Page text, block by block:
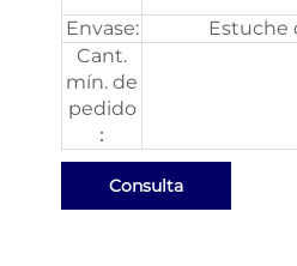
Envase:
Estuche
Cant.
mín. de
pedido
：
Consulta